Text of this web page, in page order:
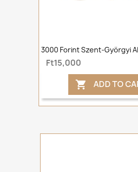
3000 Forint Szent-Györgyi
Ft15,000
 ADD TO